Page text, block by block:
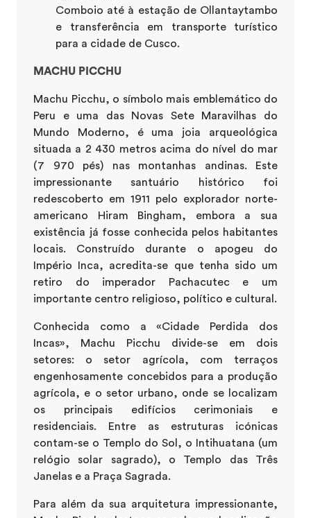
Comboio até à estação de Ollantaytambo
e transferência em transporte turístico
para a cidade de Cusco.
MACHU PICCHU
Machu Picchu, o símbolo mais emblemático do
Peru e uma das Novas Sete Maravilhas do
Mundo Moderno, é uma joia arqueológica
situada a 2 430 metros acima do nível do mar
(7 970 pés) nas montanhas andinas. Este
impressionante santuário histórico foi
redescoberto em 1911 pelo explorador norte-
americano Hiram Bingham, embora a sua
existência já fosse conhecida pelos habitantes
locais. Construído durante o apogeu do
Império Inca, acredita-se que tenha sido um
retiro do imperador Pachacutec e um
importante centro religioso, político e cultural.
Conhecida como a «Cidade Perdida dos
Incas», Machu Picchu divide-se em dois
setores: o setor agrícola, com terraços
engenhosamente concebidos para a produção
agrícola, e o setor urbano, onde se localizam
os principais edifícios cerimoniais e
residenciais. Entre as estruturas icónicas
contam-se o Templo do Sol, o Intihuatana (um
relógio solar sagrado), o Templo das Três
Janelas e a Praça Sagrada.
Para além da sua arquitetura impressionante,